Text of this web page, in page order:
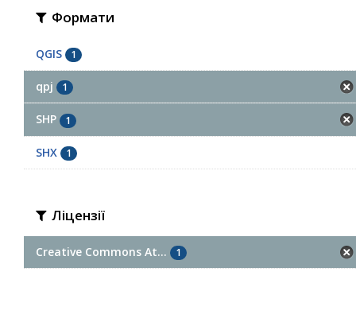
Формати
QGIS 1
qpj 1
SHP 1
SHX 1
Ліцензії
Creative Commons At... 1